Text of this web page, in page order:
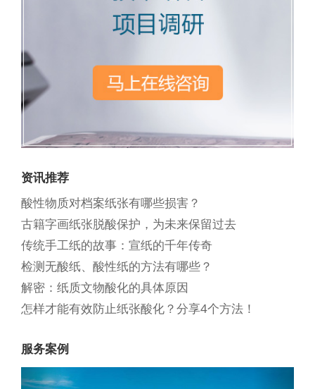
资讯推荐
酸性物质对档案纸张有哪些损害？
古籍字画纸张脱酸保护，为未来保留过去
传统手工纸的故事：宣纸的千年传奇
检测无酸纸、酸性纸的方法有哪些？
解密：纸质文物酸化的具体原因
怎样才能有效防止纸张酸化？分享4个方法！
服务案例
Previous